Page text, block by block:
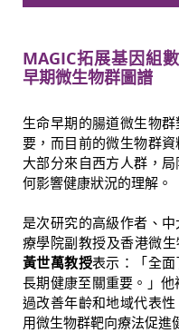
MAGIC拓展基因組
早期微生物群圖譜
生命早期的腸道微生物
要，而目前的微生物群
大部分來自西方人群，
何影響健康狀況的理解。
是次研究的高級作者、
療學院副教授及香港微
黃世萬教授表示：「全
長期健康至關重要。」
過改善年齡和地域代表
用微生物群靶向療法促進